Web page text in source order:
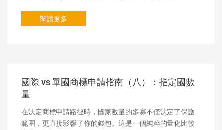
閱讀更多
國際 vs 單國商標申請指南（八）：指定國數
量
在決定商標申請路徑時，國家數量的多寡不僅決定了保護
範圍，更直接影響了你的錢包。這是一個純粹的量化比較